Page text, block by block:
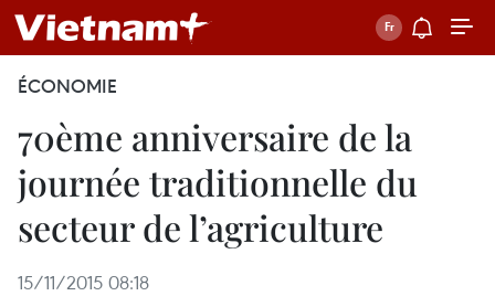
ÉCONOMIE
70ème anniversaire de la
journée traditionnelle du
secteur de l’agriculture
15/11/2015 08:18